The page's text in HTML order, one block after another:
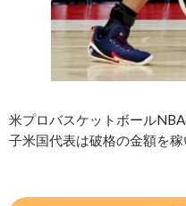
米プロバスケットボール
子米国代表は破格の金額を